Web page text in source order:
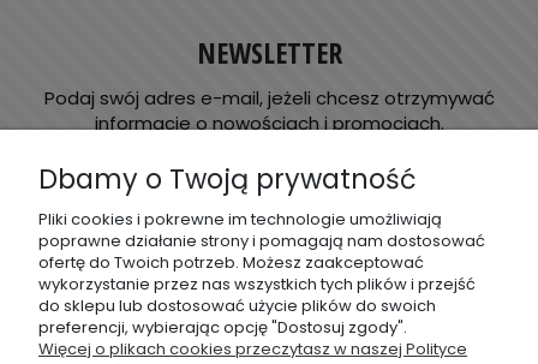
NEWSLETTER
Podaj swój adres e-mail, jeżeli chcesz otrzymywać
informacje o nowościach i promocjach.
Informacja dotycząca przetwarzania danych osobowych
O FIRMIE
Dbamy o Twoją prywatność
Pliki cookies i pokrewne im technologie umożliwiają
poprawne działanie strony i pomagają nam dostosować
ofertę do Twoich potrzeb. Możesz zaakceptować
wykorzystanie przez nas wszystkich tych plików i przejść
do sklepu lub dostosować użycie plików do swoich
preferencji, wybierając opcję "Dostosuj zgody".
Więcej o plikach cookies przeczytasz w naszej Polityce